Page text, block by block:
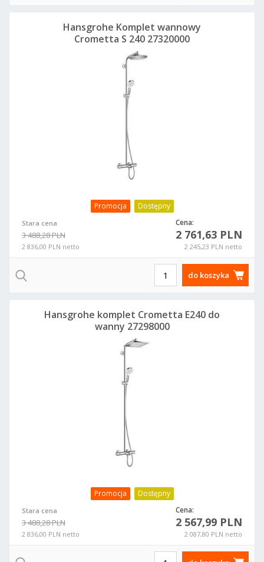
Promocja Dostępny
Stara cena
3 488,28 PLN
2 836,00 PLN netto
Cena:
2 761,63 PLN
2 245,23 PLN netto
Hansgrohe Komplet wannowy
Crometta S 240 27320000
do koszyka
Promocja Dostępny
Stara cena
3 488,28 PLN
2 836,00 PLN netto
Cena:
2 567,99 PLN
2 087,80 PLN netto
Hansgrohe komplet Crometta E240 do
wanny 27298000